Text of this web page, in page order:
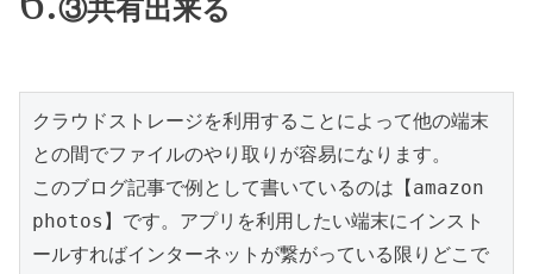
③共有出来る
クラウドストレージを利用することによって他の端末
との間でファイルのやり取りが容易になります。
このブログ記事で例として書いているのは【amazon
photos】です。アプリを利用したい端末にインスト
ールすればインターネットが繋がっている限りどこで